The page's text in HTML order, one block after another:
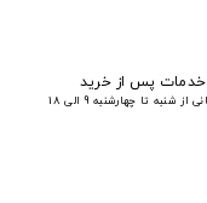
خدمات پس از خرید
از شنبه تا چهارشنبه 9 الی 18